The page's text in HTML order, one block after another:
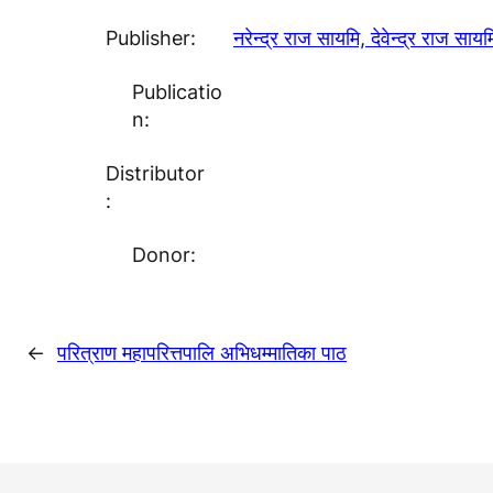
Publisher: नरेन्द्र राज सायमि, देवेन्द्र राज
Publicatio
n:
Distributor
:
Donor:
← परित्राण महापरित्तपालि अभिधम्मातिका पाठ